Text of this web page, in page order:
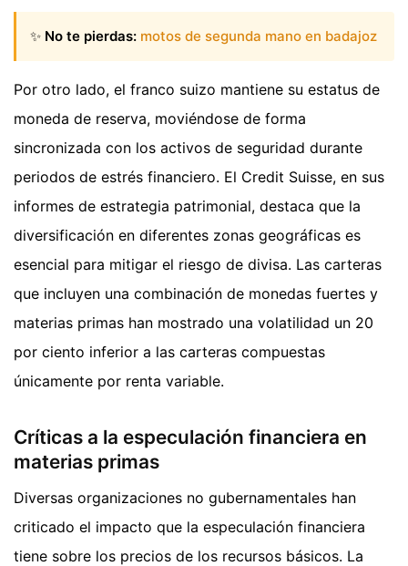
✨ No te pierdas: motos de segunda mano en badajoz
Por otro lado, el franco suizo mantiene su estatus de
moneda de reserva, moviéndose de forma
sincronizada con los activos de seguridad durante
periodos de estrés financiero. El Credit Suisse, en sus
informes de estrategia patrimonial, destaca que la
diversificación en diferentes zonas geográficas es
esencial para mitigar el riesgo de divisa. Las carteras
que incluyen una combinación de monedas fuertes y
materias primas han mostrado una volatilidad un 20
por ciento inferior a las carteras compuestas
únicamente por renta variable.
Críticas a la especulación financiera en
materias primas
Diversas organizaciones no gubernamentales han
criticado el impacto que la especulación financiera
tiene sobre los precios de los recursos básicos. La